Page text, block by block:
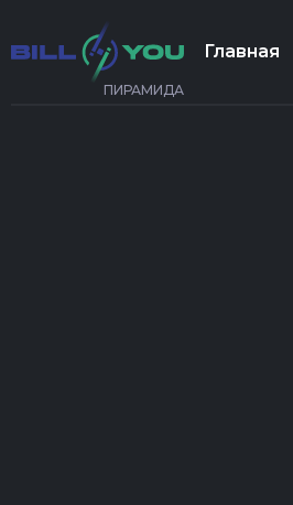
ПИРАМИДА
Главная